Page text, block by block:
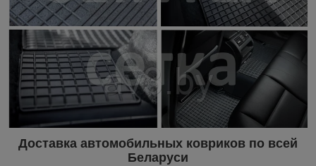
Доставка автомобильных ковриков по всей
Беларуси